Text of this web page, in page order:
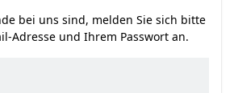
bei uns sind, melden Sie sich bitte
Adresse und Ihrem Passwort an.